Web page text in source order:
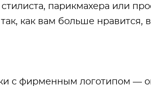
парикмахера или
как вам больше нравится,
с фирменным логотипом —